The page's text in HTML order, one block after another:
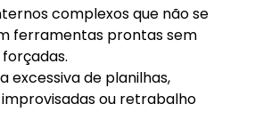
complexos que não se
ferramentas prontas sem
excessiva de planilhas,
ou retrabalho